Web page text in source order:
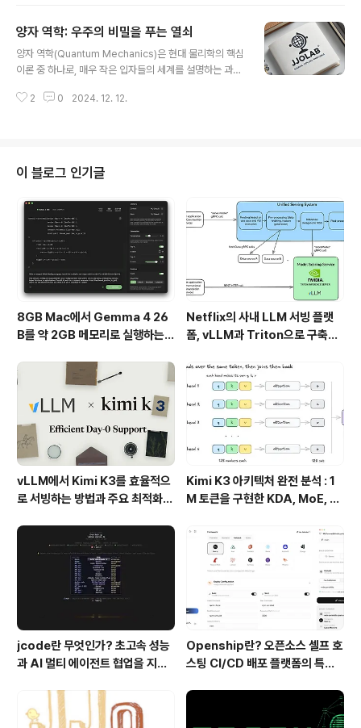
향을 미칠 수 있는지 살펴보겠습니다.AI: 기회와 리스크를
함께 고려해야 할 인공지능 트렌드1. Agentic AI설명: 사
용자가 설정한 목표를 달성하기 위해 스스로 계획하고 행
람과 기존 애플리케이션의 업무를 보조 및 증강.도전 과제:
양자 역학: 우주의 비밀을 푸는 열쇠
양자 역학(Quantum Mechanics)은 현대 물리학의 핵심
이론 중 하나로, 매우 작은 입자들의 세계를 설명하는 과학
법칙으로 대부분 설명할 수 있지만, 원자나 전자와 같은 미
하면서 기존의 고전 물리학으로는 설명할 수 없는 현상들
을 발견했습니다. 특히, 흑체 복사 문제와 광전 효과는 물리
학의 새로운 패러다임을 요구하게 만들었습니다.흑체 복사
문제: 고전 물리학으로는 물체가 열을 받을 때 방출하는 에
너지의 분포를 설명할 수 없었습니다. 이를 해결하기 위해
막스 플랑크는 에너..
2 0 2024. 12. 12.
이 블로그 인기글
8GB Mac에서 Gemma 4 26
B를 약 2GB 메모리로 실행하는 T
Netflix의 사내 LLM 서빙 플랫
폼, vLLM과 Triton으로 구축한
vLLM에서 Kimi K3를 효율적으
로 서빙하는 방법과 주요 최적화
Kimi K3 아키텍처 완전 분석 : 1
M 토큰을 구현한 KDA, MoE, Fl
핵심 기술
jcode란 무엇인가? 초고속 성능
과 AI 멀티 에이전트 협업을 지원
Openship란? 오픈소스 셀프 호
스팅 CI/CD 배포 플랫폼의 특징